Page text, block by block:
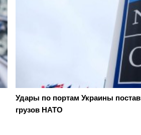
Удары по портам Украины
грузов НАТО